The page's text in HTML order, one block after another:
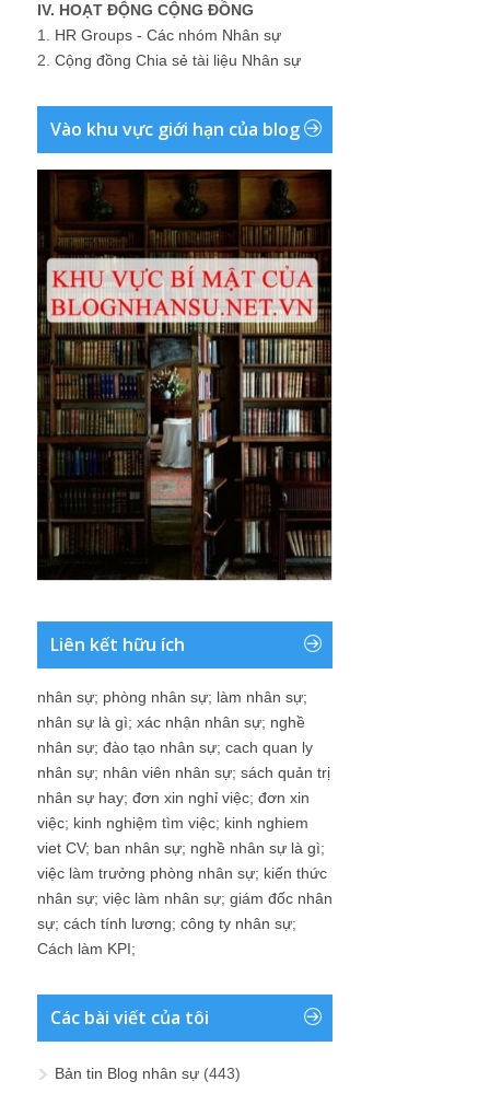
IV. HOẠT ĐỘNG CỘNG ĐỒNG
1. HR Groups - Các nhóm Nhân sự
2. Cộng đồng Chia sẻ tài liệu Nhân sự
Vào khu vực giới hạn của blog
Liên kết hữu ích
nhân sự; phòng nhân sự; làm nhân sự;
nhân sự là gì; xác nhận nhân sự; nghề
nhân sự; đào tạo nhân sự; cach quan ly
nhân sự; nhân viên nhân sự; sách quản trị
nhân sự hay; đơn xin nghỉ việc; đơn xin
việc; kinh nghiệm tìm việc; kinh nghiem
viet CV; ban nhân sự; nghề nhân sự là gì;
việc làm trưởng phòng nhân sự; kiến thức
nhân sự; việc làm nhân sự; giám đốc nhân
sự; cách tính lương; công ty nhân sự;
Cách làm KPI;
Các bài viết của tôi
Bản tin Blog nhân sự (443)